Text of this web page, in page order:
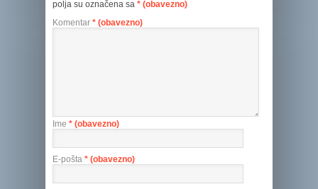
polja su označena sa * (obavezno)
Komentar * (obavezno)
Ime * (obavezno)
E-pošta * (obavezno)